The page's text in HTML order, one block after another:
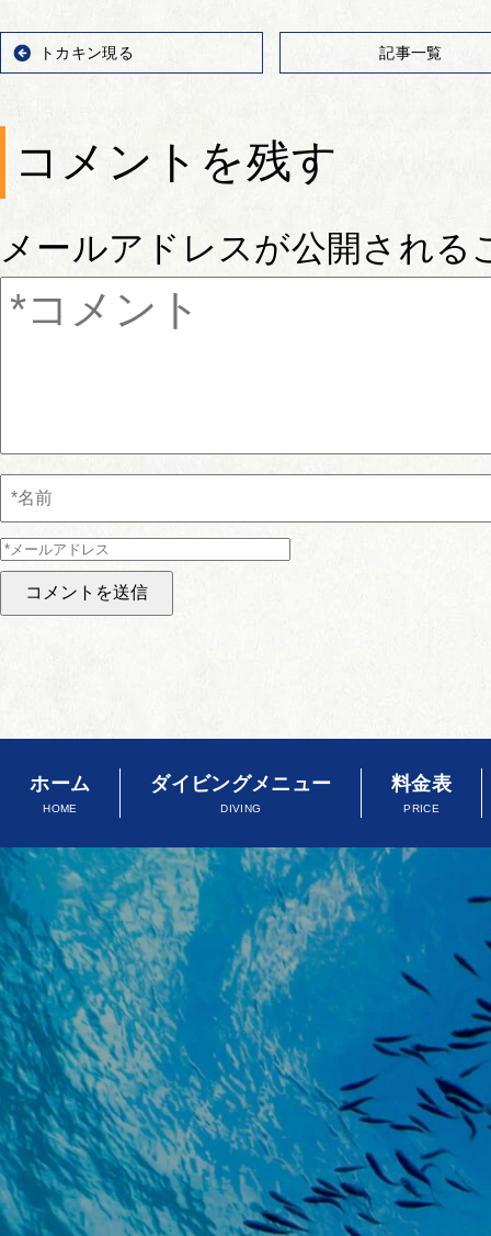
トカキン現る 記事一覧
コメントを残す
メールアドレスが公開される
ホーム
HOME
ダイビングメニュー
DIVING
料金表
PRICE